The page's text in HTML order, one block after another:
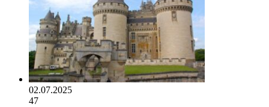
02.07.2025
47